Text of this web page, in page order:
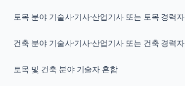
토목 분야 기술사·기사·산업기사 또는 토목 경력자
건축 분야 기술사·기사·산업기사 또는 건축 경력자
토목 및 건축 분야 기술자 혼합